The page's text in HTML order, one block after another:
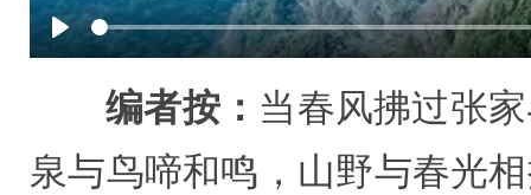
Play
编者按： 当春风拂过张
泉与鸟啼和鸣，山野与春光